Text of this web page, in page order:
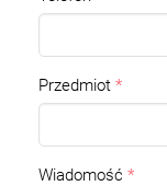
Przedmiot
Wiadomość